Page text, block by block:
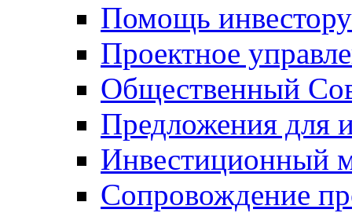
Помощь инвестору
Проектное
Общественный
Предложения для
Инвестиционный
Сопровождение